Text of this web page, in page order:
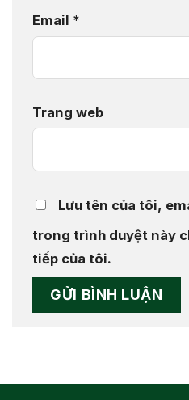
Email *
Trang web
Lưu tên của tôi,
trong trình duyệt này
tiếp của tôi.